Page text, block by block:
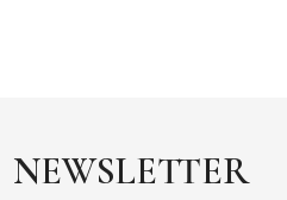
NEWSLETTER